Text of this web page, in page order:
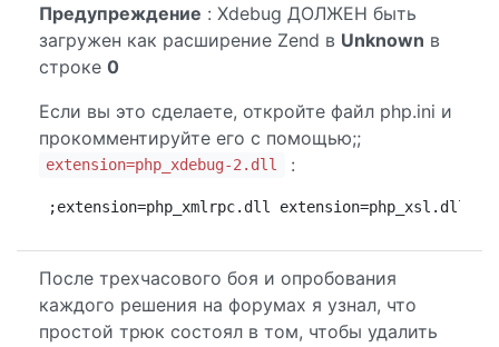
Предупреждение : Xdebug ДОЛЖЕН быть
загружен как расширение Zend в Unknown в
строке 0
Если вы это сделаете, откройте файл php.ini и
прокомментируйте его с помощью;;
extension=php_xdebug-2.dll :
;extension=php_xmlrpc.dll extension=php_xsl.dll
После трехчасового боя и опробования
каждого решения на форумах я узнал, что
простой трюк состоял в том, чтобы удалить